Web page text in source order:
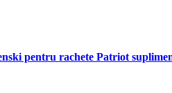
pentru rachete Patriot